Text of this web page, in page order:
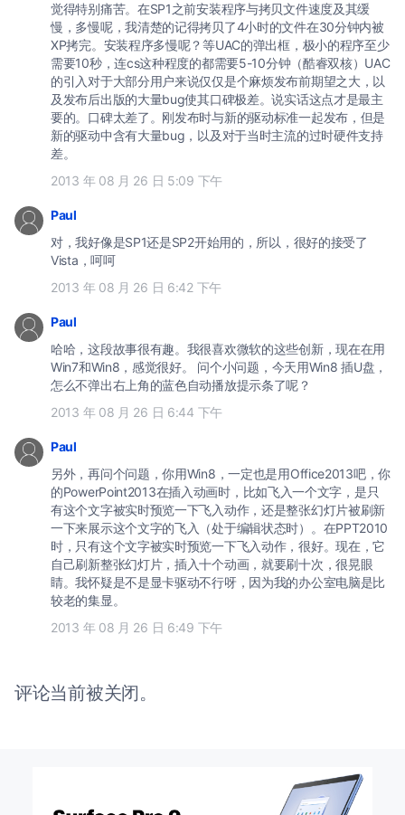
觉得特别痛苦。在SP1之前安装程序与拷贝文件速度及其缓
慢，多慢呢，我清楚的记得拷贝了4小时的文件在30分钟内被
XP拷完。安装程序多慢呢？等UAC的弹出框，极小的程序至少
需要10秒，连cs这种程度的都需要5-10分钟（酷睿双核）UAC
的引入对于大部分用户来说仅仅是个麻烦发布前期望之大，以
及发布后出版的大量bug使其口碑极差。说实话这点才是最主
要的。口碑太差了。刚发布时与新的驱动标准一起发布，但是
新的驱动中含有大量bug，以及对于当时主流的过时硬件支持
差。
2013 年 08 月 26 日 5:09 下午
Paul
对，我好像是SP1还是SP2开始用的，所以，很好的接受了
Vista，呵呵
2013 年 08 月 26 日 6:42 下午
Paul
哈哈，这段故事很有趣。我很喜欢微软的这些创新，现在在用
Win7和Win8，感觉很好。 问个小问题，今天用Win8 插U盘，
怎么不弹出右上角的蓝色自动播放提示条了呢？
2013 年 08 月 26 日 6:44 下午
Paul
另外，再问个问题，你用Win8，一定也是用Office2013吧，你
的PowerPoint2013在插入动画时，比如飞入一个文字，是只
有这个文字被实时预览一下飞入动作，还是整张幻灯片被刷新
一下来展示这个文字的飞入（处于编辑状态时）。在PPT2010
时，只有这个文字被实时预览一下飞入动作，很好。现在，它
自己刷新整张幻灯片，插入十个动画，就要刷十次，很晃眼
睛。我怀疑是不是显卡驱动不行呀，因为我的办公室电脑是比
较老的集显。
2013 年 08 月 26 日 6:49 下午
评论当前被关闭。